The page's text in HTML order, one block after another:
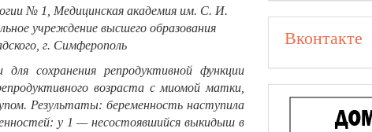
№ 1, Медицинская академия им. С. И.
учреждение высшего образования
г. Симферополь
сохранения репродуктивной функции
возраста с миомой матки,
Результаты: беременность наступила
у 1 — несостоявшийся выкидыш в
Вконтакте